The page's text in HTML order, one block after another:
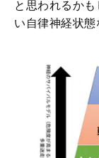
と思われるか
い自律神経状態